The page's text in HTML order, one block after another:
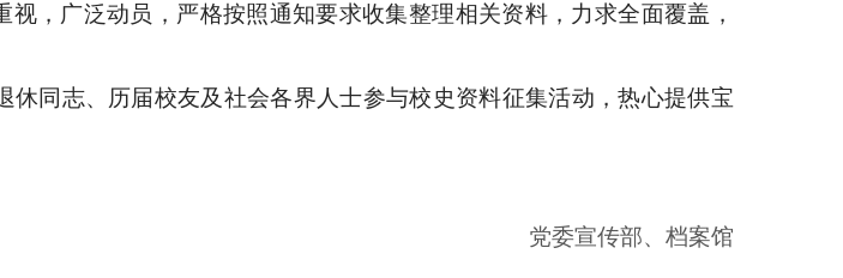
，广泛动员，严格按照通知要求收集整理相关资料，力求全面覆盖，
同志、历届校友及社会各界人士参与校史资料征集活动，热心提供宝
党委宣传部、档案馆